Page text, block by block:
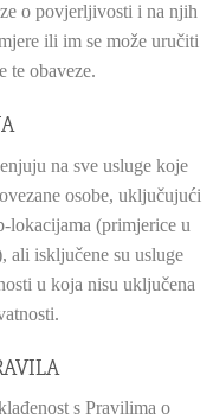
o povjerljivosti i na njih
ili im se može uručiti
te obaveze.
na sve usluge koje
osobe, uključujući
lokacijama (primjerice u
ali isključene su usluge
u koja nisu uključena
s Pravilima o